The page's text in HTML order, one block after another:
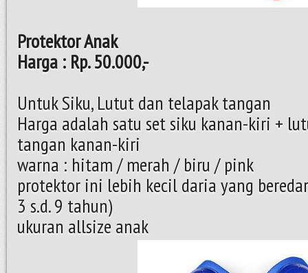
Protektor Anak
Harga : Rp. 50.000,-
Untuk Siku, Lutut dan telapak tangan
Harga adalah satu set siku kanan-kiri +
tangan kanan-kiri
warna : hitam / merah / biru / pink
protektor ini lebih kecil daria yang
3 s.d. 9 tahun)
ukuran allsize anak